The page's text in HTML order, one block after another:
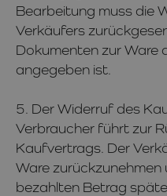
Bearbeitung muss die
Verkäufers
Dokumenten zur Ware
angegeben ist.
5. Der Widerruf des
Verbraucher führt zur
Kaufvertrags. Der
Ware
bezahlten Betrag